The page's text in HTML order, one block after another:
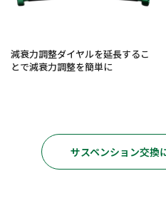
減衰力調整ダイヤルを延長するこ
とで減衰力調整を簡単に
サスペンション交換